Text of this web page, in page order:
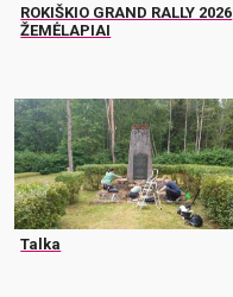
ROKIŠKIO GRAND RALLY 2026
ŽEMĖLAPIAI
Talka